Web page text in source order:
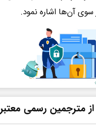
سوی آن‌ها اشاره نمود.
مترجمین رسمی معتبر